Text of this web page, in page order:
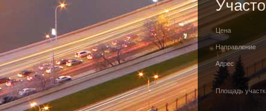
Цена
Направление
Адрес
Площадь